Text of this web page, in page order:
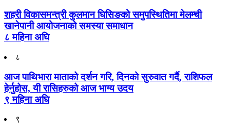
शहरी विकासमन्त्री कुलमान घिसिङको समुपस्थितिमा मेलम्ची
खानेपानी आयोजनाको समस्या समाधान
८ महिना अघि
८
आज पाथिभारा माताको दर्शन गरि, दिनको सुरुवात गर्दै, राशिफल
हेर्नुहोस, यी रासिहरुको आज भाग्य उदय
९ महिना अघि
९